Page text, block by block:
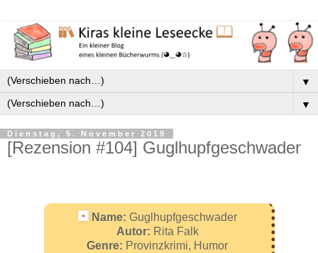
▼
▼
Dienstag, 5. November 2019
[Rezension #104] Guglhupfgeschwader
Name: Guglhupfgeschwader
Autor: Rita Falk
Genre: Provinzkrimi, Humor